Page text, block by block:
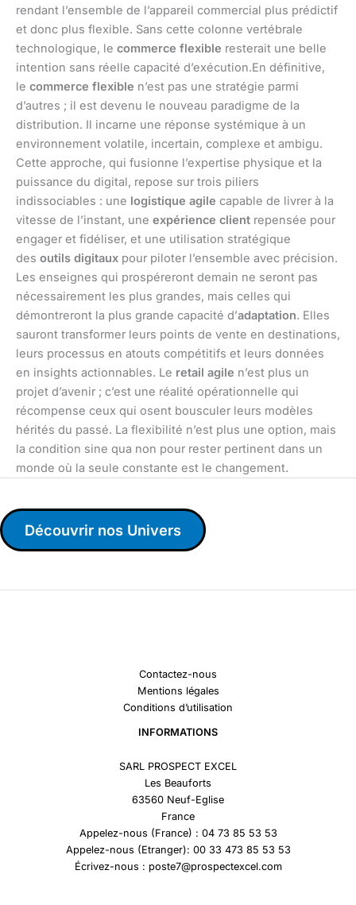
rendant l’ensemble de l’appareil commercial plus prédictif
et donc plus flexible. Sans cette colonne vertébrale
technologique, le commerce flexible resterait une belle
intention sans réelle capacité d’exécution.En définitive,
le commerce flexible n’est pas une stratégie parmi
d’autres ; il est devenu le nouveau paradigme de la
distribution. Il incarne une réponse systémique à un
environnement volatile, incertain, complexe et ambigu.
Cette approche, qui fusionne l’expertise physique et la
puissance du digital, repose sur trois piliers
indissociables : une logistique agile capable de livrer à la
vitesse de l’instant, une expérience client repensée pour
engager et fidéliser, et une utilisation stratégique
des outils digitaux pour piloter l’ensemble avec précision.
Les enseignes qui prospéreront demain ne seront pas
nécessairement les plus grandes, mais celles qui
démontreront la plus grande capacité d’adaptation. Elles
sauront transformer leurs points de vente en destinations,
leurs processus en atouts compétitifs et leurs données
en insights actionnables. Le retail agile n’est plus un
projet d’avenir ; c’est une réalité opérationnelle qui
récompense ceux qui osent bousculer leurs modèles
hérités du passé. La flexibilité n’est plus une option, mais
la condition sine qua non pour rester pertinent dans un
monde où la seule constante est le changement.
Découvrir nos Univers
Contactez-nous
Mentions légales
Conditions d’utilisation
INFORMATIONS
SARL PROSPECT EXCEL
Les Beauforts
63560 Neuf-Eglise
France
Appelez-nous (France) : 04 73 85 53 53
Appelez-nous (Etranger): 00 33 473 85 53 53
Écrivez-nous : poste7@prospectexcel.com